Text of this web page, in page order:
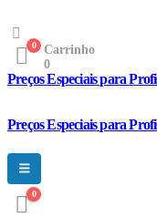
0
Carrinho
0
Preços Especiais para
Preços Especiais para
0